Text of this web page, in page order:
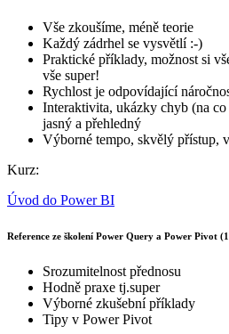
Vše zkoušíme, méně teorie
Každý zádrhel se vysvětlí :-)
Praktické příklady, možnost si
vše super!
Rychlost je odpovídající
Interaktivita, ukázky chyb (na
jasný a přehledný
Výborné tempo, skvělý přístup,
Kurz:
Úvod do Power BI
Reference ze školení Power Query a Power Pivot
Srozumitelnost přednosu
Hodně praxe tj.super
Výborné zkušební příklady
Tipy v Power Pivot